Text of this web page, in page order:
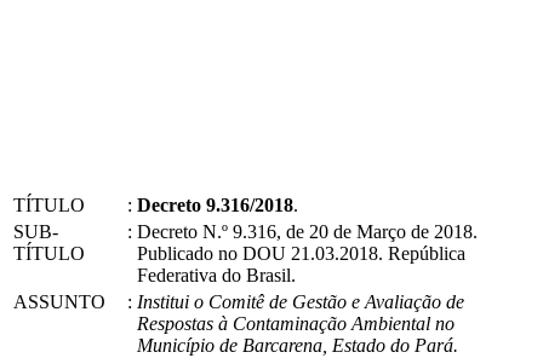
TÍTULO : Decreto 9.316/2018.
SUB-
TÍTULO
: Decreto N.º 9.316, de 20 de Março de 2018.
Publicado no DOU 21.03.2018. República
Federativa do Brasil.
ASSUNTO
: Institui o Comitê de Gestão e Avaliação de
Respostas à Contaminação Ambiental no
Município de Barcarena, Estado do Pará.